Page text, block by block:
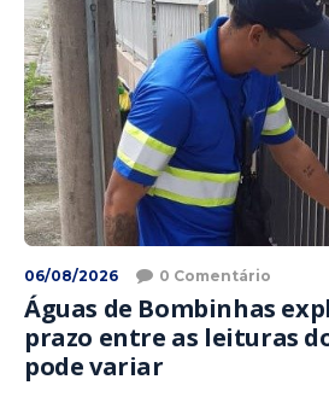
06/08/2026 0 Comentário
Águas de Bombinhas
prazo entre as leituras
pode variar